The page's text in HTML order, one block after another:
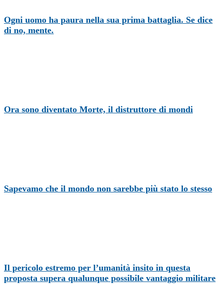
Ogni uomo ha paura nella sua prima battaglia. Se dice
di no, mente.
Ora sono diventato Morte, il distruttore di mondi
Sapevamo che il mondo non sarebbe più stato lo stesso
Il pericolo estremo per l’umanità insito in questa
proposta supera qualunque possibile vantaggio militare